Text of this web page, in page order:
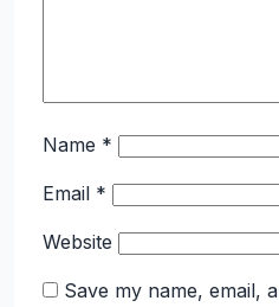
Name *
Email *
Website
Save my name, email,